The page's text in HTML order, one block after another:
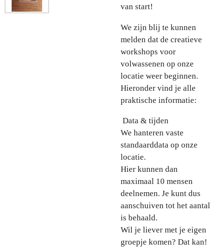
van start!
We zijn blij te kunnen
melden dat de creatieve
workshops voor
volwassenen op onze
locatie weer beginnen.
Hieronder vind je alle
praktische informatie:
Data & tijden
We hanteren vaste
standaarddata op onze
locatie.
Hier kunnen dan
maximaal 10 mensen
deelnemen. Je kunt dus
aanschuiven tot het aantal
is behaald.
Wil je liever met je eigen
groepje komen? Dat kan!